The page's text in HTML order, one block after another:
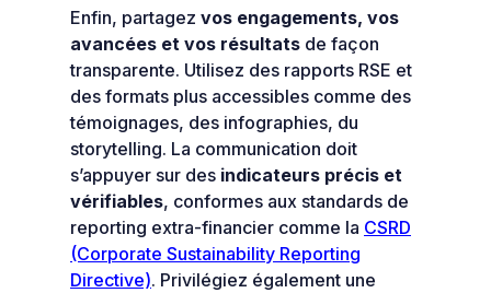
Enfin, partagez vos engagements, vos
avancées et vos résultats de façon
transparente. Utilisez des rapports RSE et
des formats plus accessibles comme des
témoignages, des infographies, du
storytelling. La communication doit
s’appuyer sur des indicateurs précis et
vérifiables, conformes aux standards de
reporting extra-financier comme la CSRD
(Corporate Sustainability Reporting
Directive). Privilégiez également une